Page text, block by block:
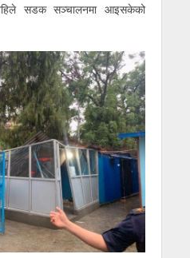
सडक सञ्चालनमा आइसकेको